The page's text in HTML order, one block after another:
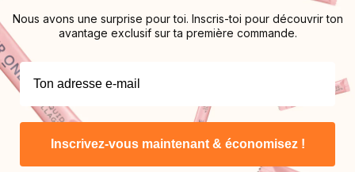
Nous avons une surprise pour toi. Inscris-toi pour découvrir ton
avantage exclusif sur ta première commande.
Inscrivez-vous maintenant & économisez !